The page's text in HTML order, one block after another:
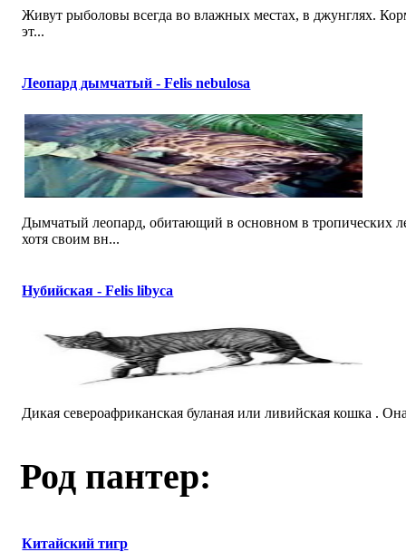
Живут рыболовы всегда во влажных местах, в джунглях.
эт...
Леопард дымчатый - Felis nebulosa
Дымчатый леопард, обитающий в основном в тропических
хотя своим вн...
Нубийская - Felis libyca
Дикая североафриканская буланая или ливийская кошка .
Род пантер:
Китайский тигр